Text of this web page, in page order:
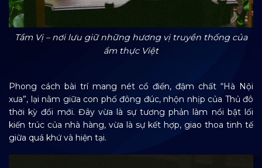
Tầm Vị – nơi lưu giữ những hương vị truyền thống của
ẩm thực Việt
Phong cách bài trí mang nét cổ điển, đậm chất “Hà Nội
xưa”, lại nằm giữa con phố đông đúc, nhộn nhịp của Thủ đô
thời kỳ đổi mới. Đây vừa là sự tương phản làm nổi bật lối
kiến trúc của nhà hàng, vừa là sự kết hợp, giao thoa tinh tế
giữa quá khứ và hiện tại.